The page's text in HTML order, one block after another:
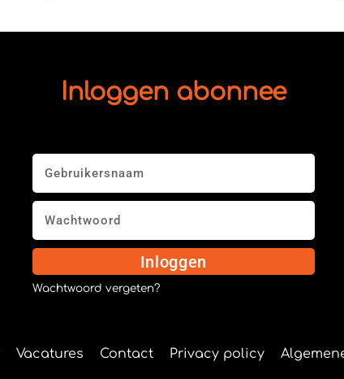
Inloggen abonnee
Inloggen
Wachtwoord vergeten?
Vacatures Contact Privacy policy